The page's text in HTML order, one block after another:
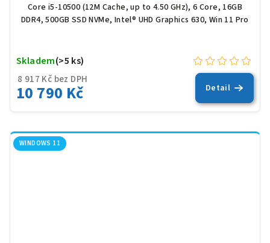
Core i5-10500 (12M Cache, up to 4.50 GHz), 6 Core, 16GB
DDR4, 500GB SSD NVMe, Intel® UHD Graphics 630, Win 11 Pro
8 917 Kč bez DPH
10 790 Kč
Skladem(>5 ks)
Detail
WINDOWS 11